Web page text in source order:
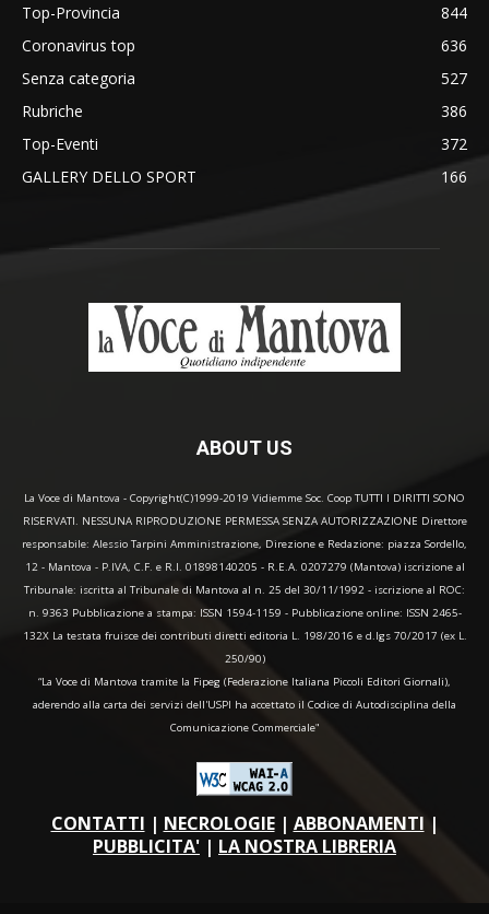
Top-Provincia
844
Coronavirus top
636
Senza categoria
527
Rubriche
386
Top-Eventi
372
GALLERY DELLO SPORT
166
ABOUT US
La Voce di Mantova - Copyright(C)1999-2019 Vidiemme Soc. Coop TUTTI I DIRITTI SONO
RISERVATI. NESSUNA RIPRODUZIONE PERMESSA SENZA AUTORIZZAZIONE Direttore
responsabile: Alessio Tarpini Amministrazione, Direzione e Redazione: piazza Sordello,
12 - Mantova - P.IVA, C.F. e R.I. 01898140205 - R.E.A. 0207279 (Mantova) iscrizione al
Tribunale: iscritta al Tribunale di Mantova al n. 25 del 30/11/1992 - iscrizione al ROC:
n. 9363 Pubblicazione a stampa: ISSN 1594-1159 - Pubblicazione online: ISSN 2465-
132X La testata fruisce dei contributi diretti editoria L. 198/2016 e d.lgs 70/2017 (ex L.
250/90)
“La Voce di Mantova tramite la Fipeg (Federazione Italiana Piccoli Editori Giornali),
aderendo alla carta dei servizi dell'USPI ha accettato il Codice di Autodisciplina della
Comunicazione Commerciale"
CONTATTI | NECROLOGIE| ABBONAMENTI |
PUBBLICITA' | LA NOSTRA LIBRERIA